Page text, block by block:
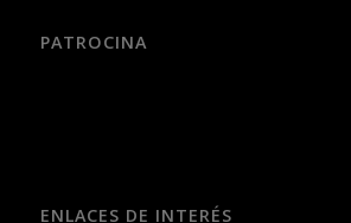
PATROCINA
ENLACES DE INTERÉS